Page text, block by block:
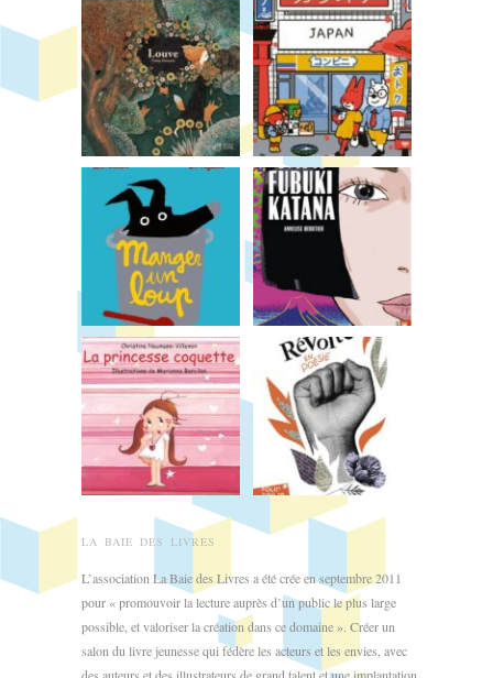
LA BAIE DES LIVRES
L’association La Baie des Livres a été crée en septembre 2011
pour « promouvoir la lecture auprès d’un public le plus large
possible, et valoriser la création dans ce domaine ». Créer un
salon du livre jeunesse qui fédère les acteurs et les envies, avec